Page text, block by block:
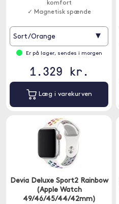
komfort
✓ Magnetisk spænde
Sort/Orange ▾
Er på lager, sendes i morgen
1.329 kr.
Læg i varekurven
Devia Deluxe Sport2 Rainbow
(Apple Watch
49/46/45/44/42mm)